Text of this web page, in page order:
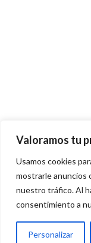
Valoramos tu
Usamos cookies
mostrarle anuncios
nuestro tráfico. Al
consentimiento a
Personalizar